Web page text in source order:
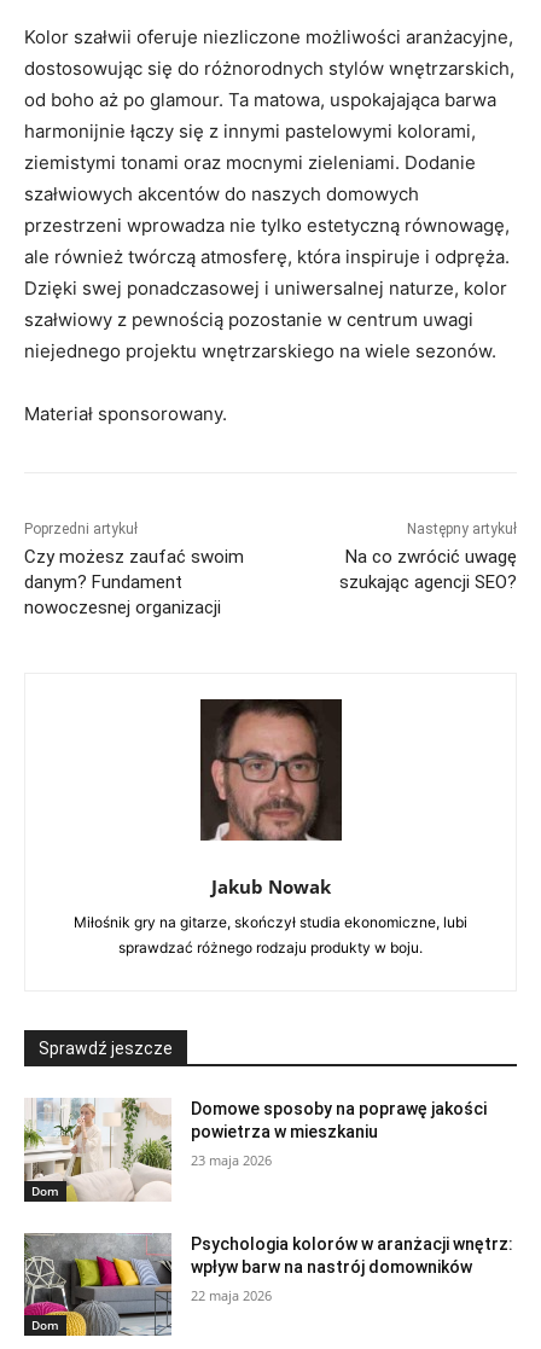
Kolor szałwii oferuje niezliczone możliwości aranżacyjne,
dostosowując się do różnorodnych stylów wnętrzarskich,
od boho aż po glamour. Ta matowa, uspokajająca barwa
harmonijnie łączy się z innymi pastelowymi kolorami,
ziemistymi tonami oraz mocnymi zieleniami. Dodanie
szałwiowych akcentów do naszych domowych
przestrzeni wprowadza nie tylko estetyczną równowagę,
ale również twórczą atmosferę, która inspiruje i odpręża.
Dzięki swej ponadczasowej i uniwersalnej naturze, kolor
szałwiowy z pewnością pozostanie w centrum uwagi
niejednego projektu wnętrzarskiego na wiele sezonów.
Materiał sponsorowany.
Poprzedni artykuł
Czy możesz zaufać swoim
danym? Fundament
nowoczesnej organizacji
Następny artykuł
Na co zwrócić uwagę
szukając agencji SEO?
Jakub Nowak
Miłośnik gry na gitarze, skończył studia ekonomiczne, lubi
sprawdzać różnego rodzaju produkty w boju.
Sprawdź jeszcze
Dom
Domowe sposoby na poprawę jakości
powietrza w mieszkaniu
23 maja 2026
Dom
Psychologia kolorów w aranżacji wnętrz:
wpływ barw na nastrój domowników
22 maja 2026